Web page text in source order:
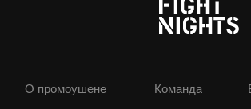
О промоушене Команда